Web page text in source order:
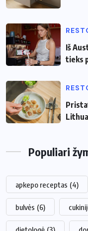
Iš
tieks
Populiari
apkepo receptas (4)
bulvės (6)